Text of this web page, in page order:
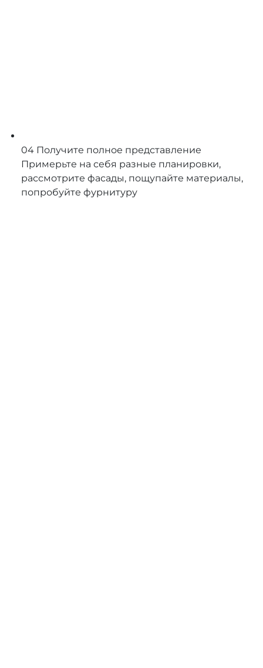
04 Получите полное представление
Примерьте на себя разные планировки,
рассмотрите фасады, пощупайте материалы,
попробуйте фурнитуру